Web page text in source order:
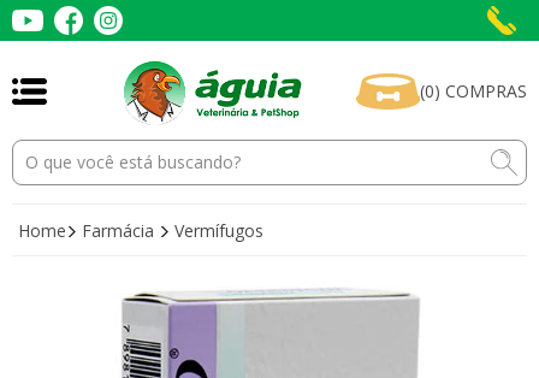
(0) COMPRAS
Home Farmácia Vermífugos